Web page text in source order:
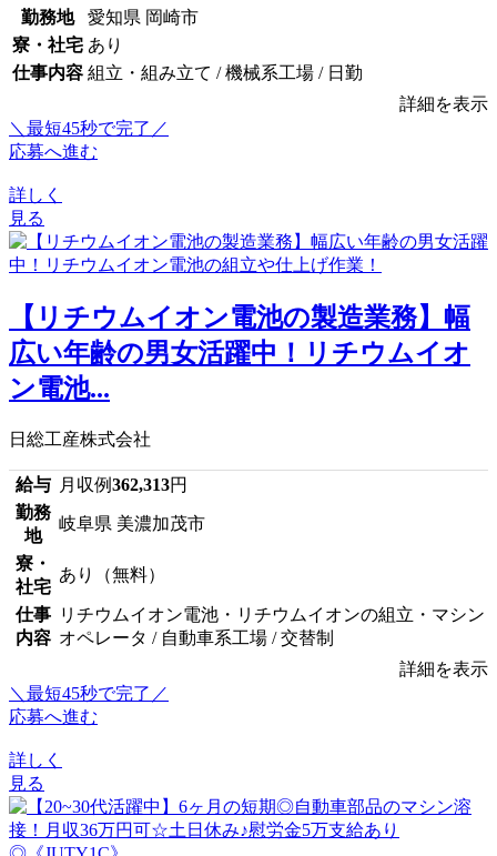
勤務地
愛知県 岡崎市
寮・社宅 あり
仕事内容 組立・組み立て / 機械系工場 / 日勤
詳細を表示
＼最短45秒で完了／
応募へ進む
詳しく
見る
【リチウムイオン電池の製造業務】幅
広い年齢の男女活躍中！リチウムイオ
ン電池...
日総工産株式会社
給与 月収例362,313円
勤務
地
岐阜県 美濃加茂市
寮・
社宅
あり（無料）
仕事
内容
リチウムイオン電池・リチウムイオンの組立・マシン
オペレータ / 自動車系工場 / 交替制
詳細を表示
＼最短45秒で完了／
応募へ進む
詳しく
見る